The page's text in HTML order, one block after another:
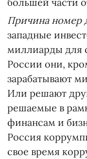
Причина номер
западные
миллиарды для
России они,
зарабатывают
Или решают
решаемые в
финансам и
Россия
свое время